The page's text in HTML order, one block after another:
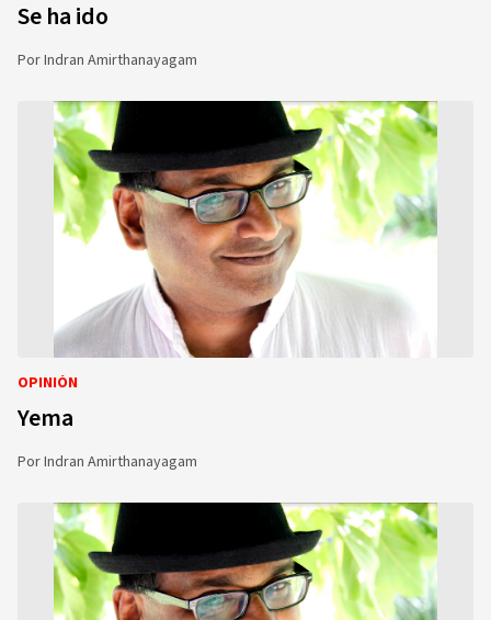
Se ha ido
PorIndran Amirthanayagam
OPINIÓN
Yema
PorIndran Amirthanayagam